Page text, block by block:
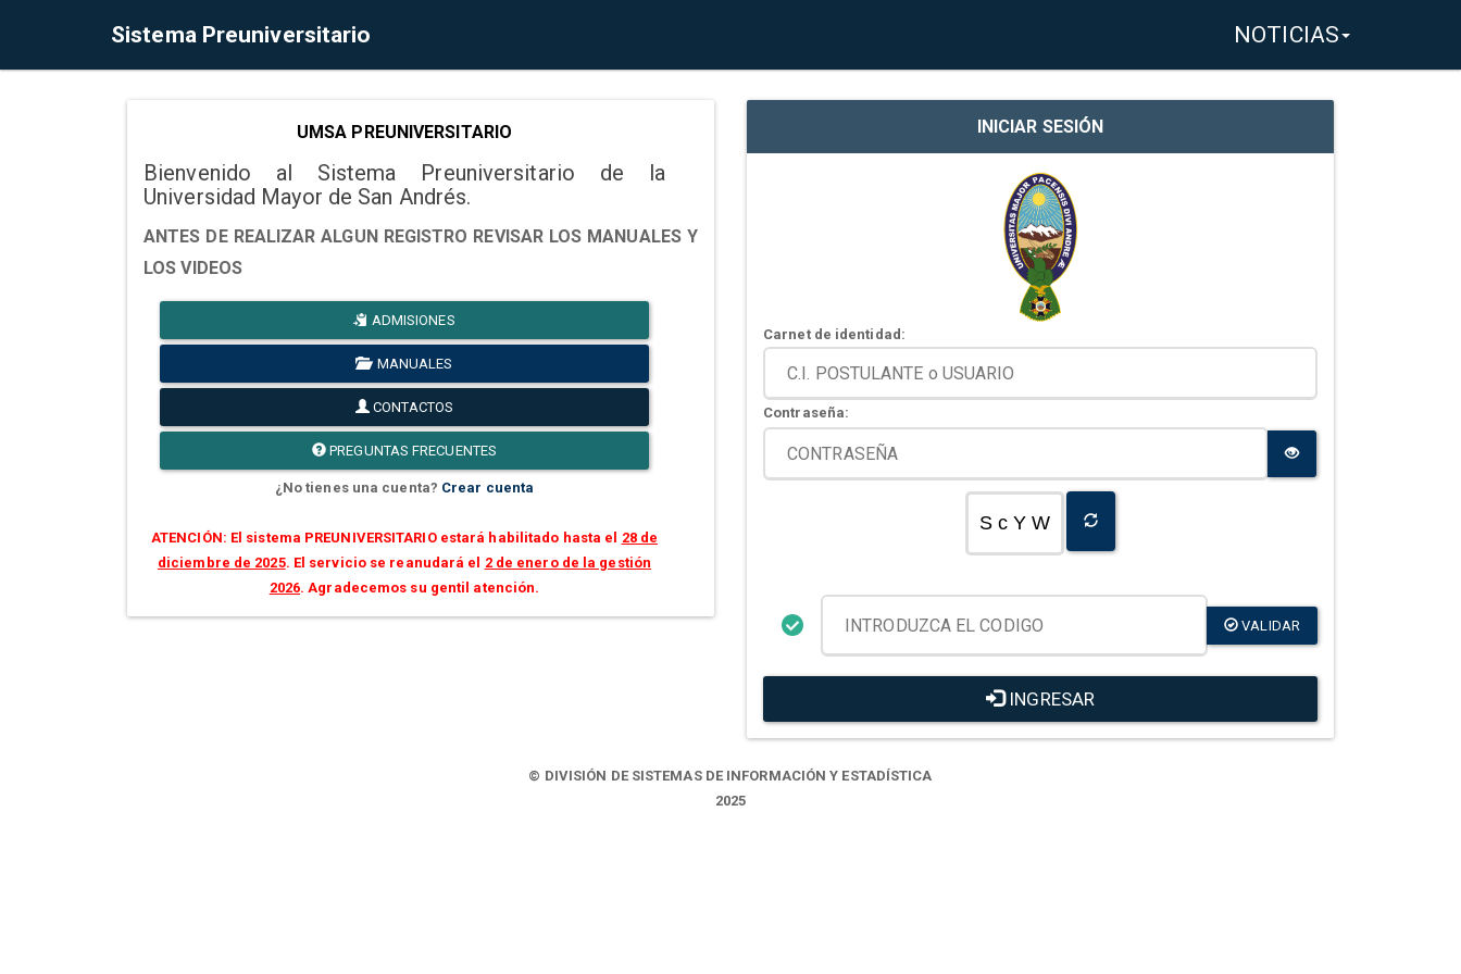
Sistema Preuniversitario NOTICIAS
UMSA PREUNIVERSITARIO
Bienvenido al Sistema Preuniversitario de la
Universidad Mayor de San Andrés.
ANTES DE REALIZAR ALGUN REGISTRO REVISAR LOS MANUALES Y
LOS VIDEOS
ADMISIONES
MANUALES
CONTACTOS
PREGUNTAS FRECUENTES
¿No tienes una cuenta? Crear cuenta
ATENCIÓN: El sistema PREUNIVERSITARIO estará habilitado hasta el 28 de
diciembre de 2025. El servicio se reanudará el 2 de enero de la gestión
2026. Agradecemos su gentil atención.
INICIAR SESIÓN
Carnet de identidad:
Contraseña:
S c Y W
VALIDAR
INGRESAR
© DIVISIÓN DE SISTEMAS DE INFORMACIÓN Y ESTADÍSTICA
2025